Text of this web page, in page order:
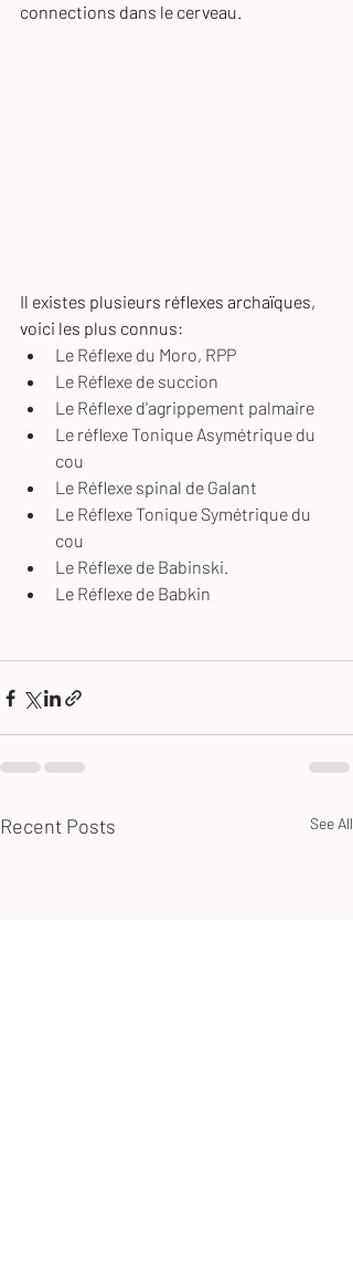
connections dans le cerveau.
Il existes plusieurs réflexes archaïques,
voici les plus connus:
Le Réflexe du Moro, RPP
Le Réflexe de succion
Le Réflexe d'agrippement palmaire
Le réflexe Tonique Asymétrique du
cou
Le Réflexe spinal de Galant
Le Réflexe Tonique Symétrique du
cou
Le Réflexe de Babinski.
Le Réflexe de Babkin
Recent Posts See All